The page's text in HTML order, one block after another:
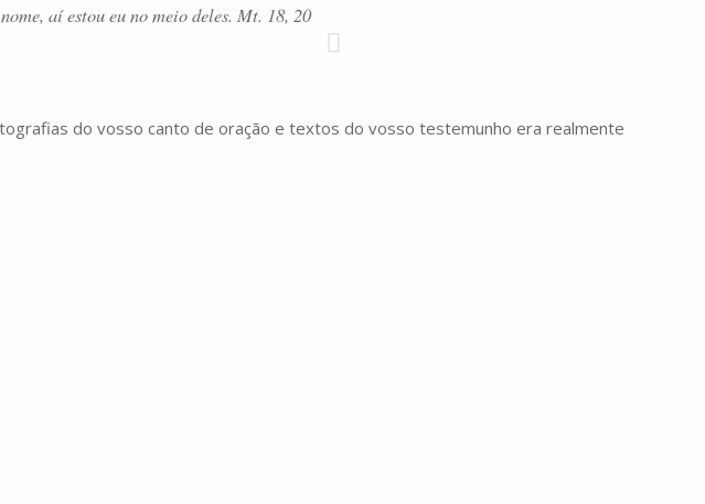
aí estou eu no meio deles. Mt. 18, 20
do vosso canto de oração e textos do vosso testemunho era realmente